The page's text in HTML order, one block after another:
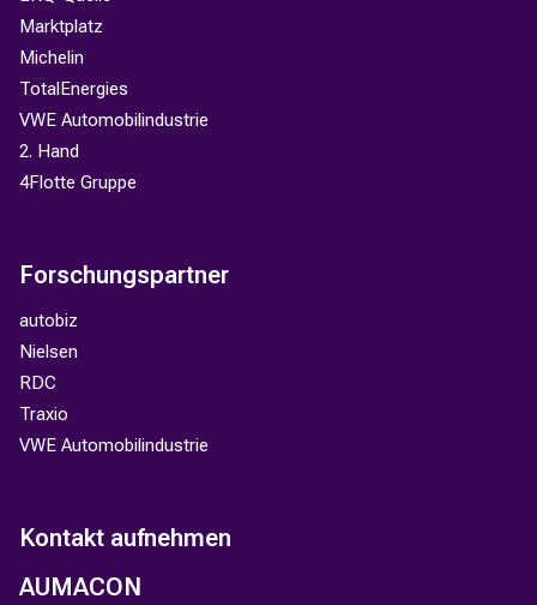
Marktplatz
Michelin
TotalEnergies
VWE Automobilindustrie
2. Hand
4Flotte Gruppe
Forschungspartner
autobiz
Nielsen
RDC
Traxio
VWE Automobilindustrie
Kontakt aufnehmen
AUMACON